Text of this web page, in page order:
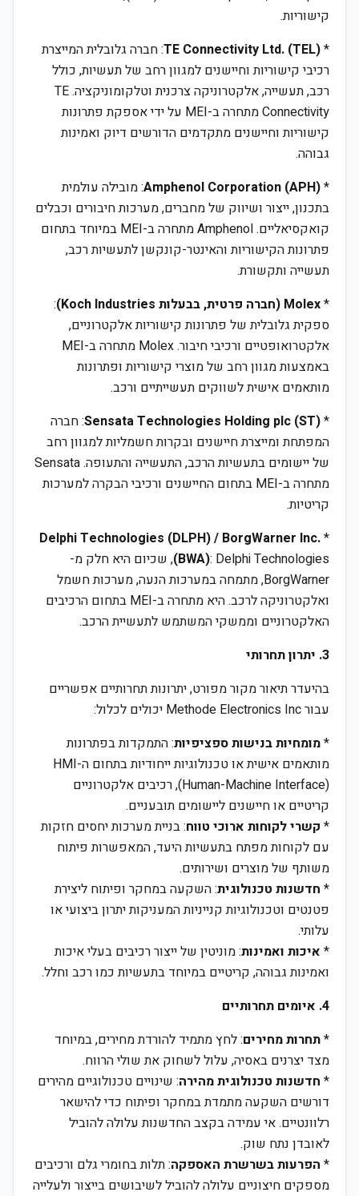
קישוריות.
*
TE Connectivity Ltd. (TEL): חברה גלובלית המייצרת
רכיבי קישוריות וחיישנים למגוון רחב של תעשיות, כולל
רכב, תעשייה, אלקטרוניקה צרכנית וטלקומוניקציה. TE
Connectivity מתחרה ב-MEI על ידי אספקת פתרונות
קישוריות וחיישנים מתקדמים הדורשים דיוק ואמינות
גבוהה.
*
Amphenol Corporation (APH): מובילה עולמית
בתכנון, ייצור ושיווק של מחברים, מערכות חיבורים וכבלים
קואקסיאליים. Amphenol מתחרה ב-MEI במיוחד בתחום
פתרונות הקישוריות והאינטר-קונקשן לתעשיות רכב,
תעשייה ותקשורת.
*Molex (חברה פרטית, בבעלות Koch Industries)
:
ספקית גלובלית של פתרונות קישוריות אלקטרוניים,
אלקטרואופטיים ורכיבי חיבור. Molex מתחרה ב-MEI
באמצעות מגוון רחב של מוצרי קישוריות ופתרונות
מותאמים אישית לשווקים תעשייתיים ורכב.
*
Sensata Technologies Holding plc (ST): חברה
המפתחת ומייצרת חיישנים ובקרות חשמליות למגוון רחב
של יישומים בתעשיות הרכב, התעשייה והתעופה. Sensata
מתחרה ב-MEI בתחום החיישנים ורכיבי הבקרה למערכות
קריטיות.
*
Delphi Technologies (DLPH) / BorgWarner Inc.
(BWA): Delphi Technologies, שכיום היא חלק מ-
BorgWarner, מתמחה במערכות הנעה, מערכות חשמל
ואלקטרוניקה לרכב. היא מתחרה ב-MEI בתחום הרכיבים
האלקטרוניים וממשקי המשתמש לתעשיית הרכב.
3. יתרון תחרותי
בהיעדר תיאור מקור מפורט, יתרונות תחרותיים אפשריים
עבור Methode Electronics Inc יכולים לכלול:
*מומחיות בנישות ספציפיות: התמקדות בפתרונות
מותאמים אישית או טכנולוגיות ייחודיות בתחום ה-HMI
(Human-Machine Interface), רכיבים אלקטרוניים
קריטיים או חיישנים ליישומים תובעניים.
* קשרי לקוחות ארוכי טווח: בניית מערכות יחסים חזקות
עם לקוחות מפתח בתעשיות היעד, המאפשרות פיתוח
משותף של מוצרים ושירותים.
* חדשנות טכנולוגית: השקעה במחקר ופיתוח ליצירת
פטנטים וטכנולוגיות קנייניות המעניקות יתרון ביצועי או
עלותי.
* איכות ואמינות: מוניטין של ייצור רכיבים בעלי איכות
ואמינות גבוהה, קריטיים במיוחד בתעשיות כמו רכב וחלל.
4. איומים תחרותיים
*תחרות מחירים: לחץ מתמיד להורדת מחירים, במיוחד
מצד יצרנים באסיה, עלול לשחוק את שולי הרווח.
* חדשנות טכנולוגית מהירה: שינויים טכנולוגיים מהירים
דורשים השקעה מתמדת במחקר ופיתוח כדי להישאר
רלוונטיים. אי עמידה בקצב החדשנות עלולה להוביל
לאובדן נתח שוק.
* הפרעות בשרשרת האספקה: תלות בחומרי גלם ורכיבים
מספקים חיצוניים עלולה להוביל לשיבושים בייצור ולעלייה